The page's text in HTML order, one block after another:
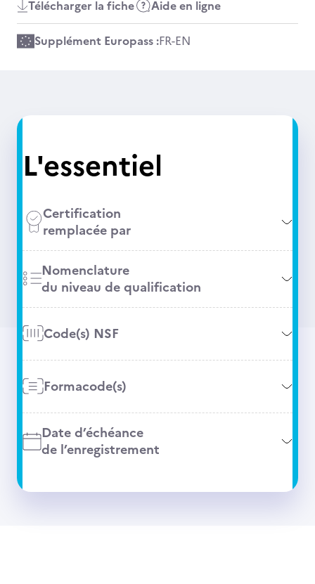
Télécharger la fiche Aide en ligne
Supplément Europass :FR-EN
L'essentiel
Certification
remplacée par
Nomenclature
du niveau de qualification
Code(s) NSF
Formacode(s)
Date d’échéance
de l’enregistrement